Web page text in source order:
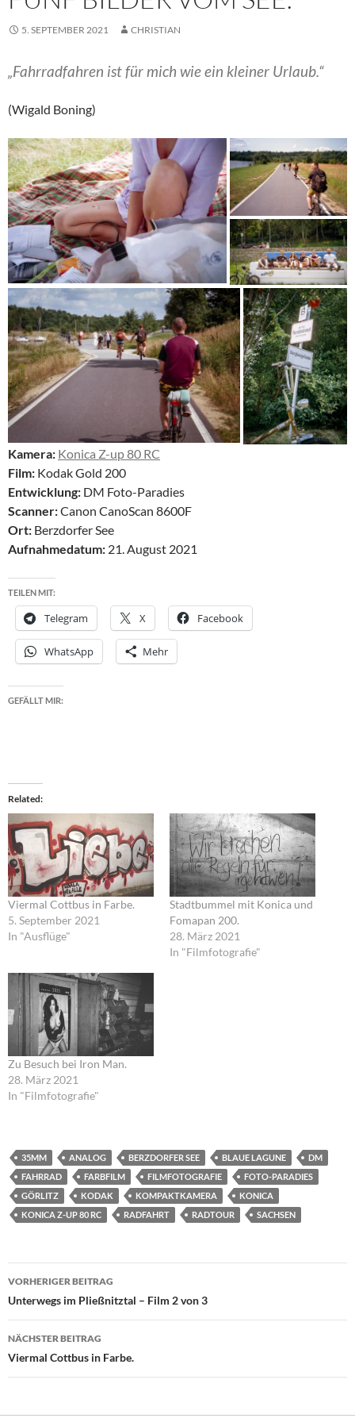
5. SEPTEMBER 2021 CHRISTIAN
„Fahrradfahren ist für mich wie ein kleiner Urlaub.“
(Wigald Boning)
Kamera: Konica Z-up 80 RC
Film: Kodak Gold 200
Entwicklung: DM Foto-Paradies
Scanner:Canon CanoScan 8600F
Ort: Berzdorfer See
Aufnahmedatum: 21. August 2021
TEILEN MIT:
Telegram X Facebook
WhatsApp Mehr
GEFÄLLT MIR:
Related
Viermal Cottbus in Farbe.
5. September 2021
In "Ausflüge"
Stadtbummel mit Konica und
Fomapan 200.
28. März 2021
In "Filmfotografie"
Zu Besuch bei Iron Man.
28. März 2021
In "Filmfotografie"
35MM ANALOG BERZDORFER SEE BLAUE LAGUNE
DM
FAHRRAD
FARBFILM FILMFOTOGRAFIE
FOTO-PARADIES
GÖRLITZ
KODAK KOMPAKTKAMERA
KONICA
KONICA Z-UP 80 RC
RADFAHRT RADTOUR SACHSEN
Beitragsnavigation
VORHERIGER BEITRAG
Unterwegs im Pließnitztal – Film 2 von 3
NÄCHSTER BEITRAG
Viermal Cottbus in Farbe.